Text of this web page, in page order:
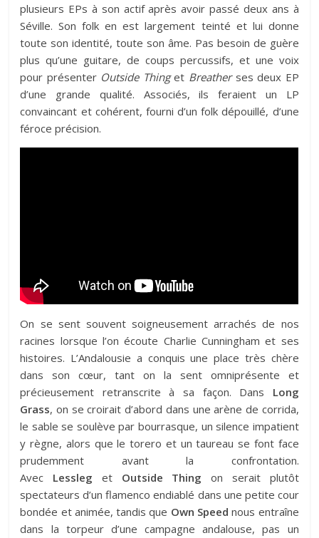
plusieurs EPs à son actif après avoir passé deux ans à
Séville. Son folk en est largement teinté et lui donne
toute son identité, toute son âme. Pas besoin de guère
plus qu’une guitare, de coups percussifs, et une voix
pour présenter Outside Thinget Breatherses deux EP
d’une grande qualité. Associés, ils feraient un LP
convaincant et cohérent, fourni d’un folk dépouillé, d’une
féroce précision.
On se sent souvent soigneusement arrachés de nos
racines lorsque l’on écoute Charlie Cunningham et ses
histoires. L’Andalousie a conquis une place très chère
dans son cœur, tant on la sent omniprésente et
précieusement retranscrite à sa façon. Dans Long
Grass, on se croirait d’abord dans une arène de corrida,
le sable se soulève par bourrasque, un silence impatient
y règne, alors que le torero et un taureau se font face
prudemment avant la confrontation.
Avec Lessleg et Outside Thing on serait plutôt
spectateurs d’un flamenco endiablé dans une petite cour
bondée et animée, tandis que Own Speed nous entraîne
dans la torpeur d’une campagne andalouse, pas un